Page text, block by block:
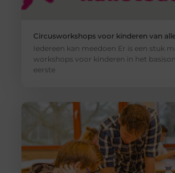
Circusworkshops voor kinderen van
Iedereen kan meedoen Er is een stuk
workshops voor kinderen in het
eerste